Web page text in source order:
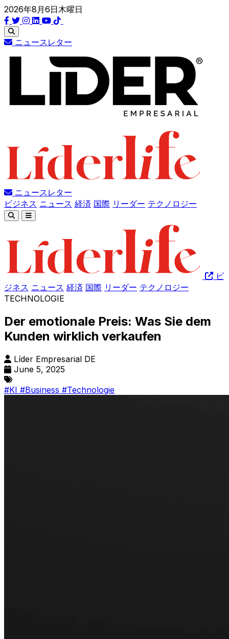
2026年8月6日木曜日
ニュースレター
ニュースレター
ビジネス ニュース 経済 国際 リーダー テクノロジー
ビ
ジネス ニュース 経済 国際 リーダー テクノロジー
TECHNOLOGIE
Der emotionale Preis: Was Sie dem
Kunden wirklich verkaufen
Líder Empresarial DE
June 5, 2025
#KI #Business #Technologie